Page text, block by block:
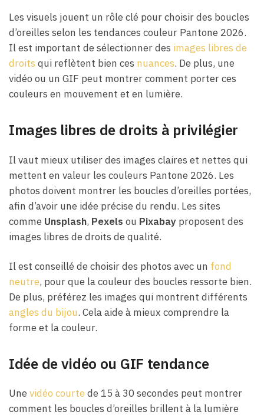
Les visuels jouent un rôle clé pour choisir des boucles
d’oreilles selon les tendances couleur Pantone 2026.
Il est important de sélectionner des images libres de
droits qui reflètent bien ces nuances. De plus, une
vidéo ou un GIF peut montrer comment porter ces
couleurs en mouvement et en lumière.
Images libres de droits à privilégier
Il vaut mieux utiliser des images claires et nettes qui
mettent en valeur les couleurs Pantone 2026. Les
photos doivent montrer les boucles d’oreilles portées,
afin d’avoir une idée précise du rendu. Les sites
comme Unsplash, Pexels ou Pixabay proposent des
images libres de droits de qualité.
Il est conseillé de choisir des photos avec un fond
neutre, pour que la couleur des boucles ressorte bien.
De plus, préférez les images qui montrent différents
angles du bijou. Cela aide à mieux comprendre la
forme et la couleur.
Idée de vidéo ou GIF tendance
Unevidéo courte de 15 à 30 secondes peut montrer
comment les boucles d’oreilles brillent à la lumière